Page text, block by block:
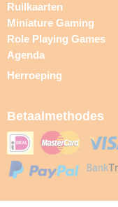
Ruilkaarten
Miniature Gaming
Role Playing Games
Agenda
Herroeping
Betaalmethodes